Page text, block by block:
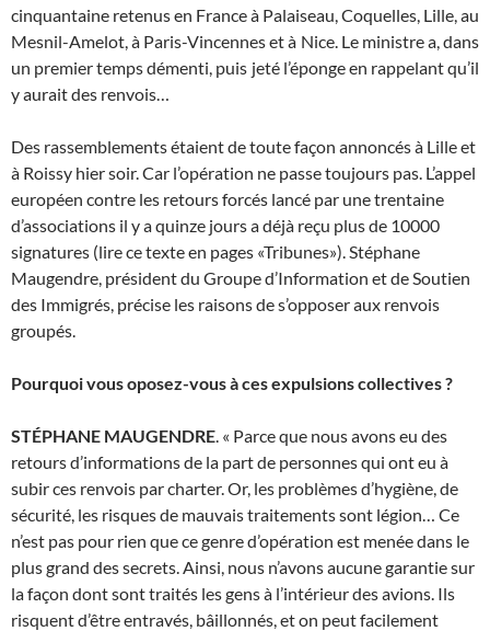
cinquantaine retenus en France à Palaiseau, Coquelles, Lille, au
Mesnil-Amelot, à Paris-Vincennes et à Nice. Le ministre a, dans
un premier temps démenti, puis jeté l’éponge en rappelant qu’il
y aurait des renvois…
Des rassemblements étaient de toute façon annoncés à Lille et
à Roissy hier soir. Car l’opération ne passe toujours pas. L’appel
européen contre les retours forcés lancé par une trentaine
d’associations il y a quinze jours a déjà reçu plus de 10000
signatures (lire ce texte en pages «Tribunes»). Stéphane
Maugendre, président du Groupe d’Information et de Soutien
des Immigrés, précise les raisons de s’opposer aux renvois
groupés.
Pourquoi vous oposez-vous à ces expulsions collectives ?
STÉPHANE MAUGENDRE. « Parce que nous avons eu des
retours d’informations de la part de personnes qui ont eu à
subir ces renvois par charter. Or, les problèmes d’hygiène, de
sécurité, les risques de mauvais traitements sont légion… Ce
n’est pas pour rien que ce genre d’opération est menée dans le
plus grand des secrets. Ainsi, nous n’avons aucune garantie sur
la façon dont sont traités les gens à l’intérieur des avions. Ils
risquent d’être entravés, bâillonnés, et on peut facilement